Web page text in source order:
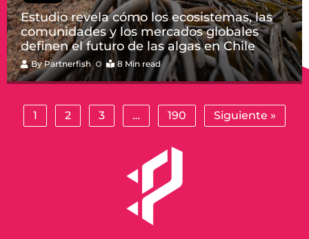
Estudio revela cómo los ecosistemas, las
comunidades y los mercados globales
definen el futuro de las algas en Chile
ByPartnerfish 8 Min read
1 2 3 … 190 Siguiente »